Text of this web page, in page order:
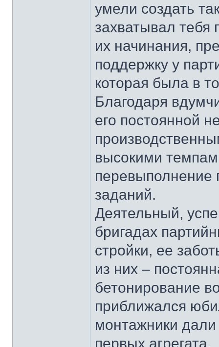
умели создать
захватывал
их начинания,
поддержку у
которая была в
Благодаря
его постоянной
высокими
перевыполнение
заданий.
Деятельный,
бригадах
стройки, ее
из них –
бетонирование
приближался
монтажники дали
первых агрегата.